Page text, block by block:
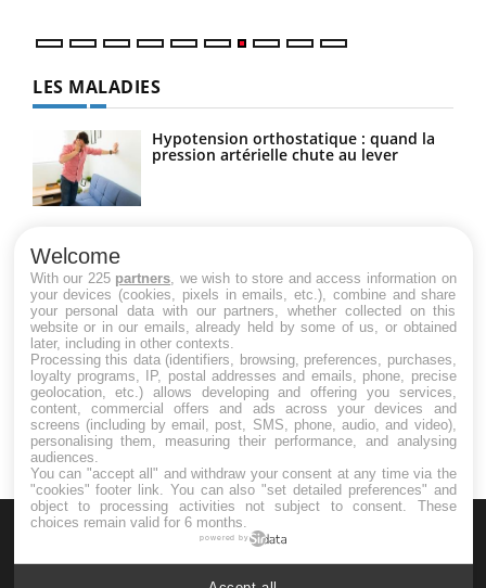
LES MALADIES
Hypotension orthostatique : quand la
pression artérielle chute au lever
Maladie de Charcot (Sclérose latérale
amyotrophique)
Welcome
With our 225 partners , we wish to store and access information on
your devices (cookies, pixels in emails, etc.), combine and share
your personal data with our partners, whether collected on this
website or in our emails, already held by some of us, or obtained
later, including in other contexts.
Processing this data (identifiers, browsing, preferences, purchases,
loyalty programs, IP, postal addresses and emails, phone, precise
geolocation, etc.) allows developing and offering you services,
content, commercial offers and ads across your devices and
screens (including by email, post, SMS, phone, audio, and video),
personalising them, measuring their performance, and analysing
audiences.
You can "accept all" and withdraw your consent at any time via the
"cookies" footer link . You can also "set detailed preferences" and
object to processing activities not subject to consent. These
choices remain valid for 6 months.
powered by